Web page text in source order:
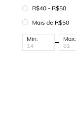
R$40 - R$50
Mais de R$50
Min: Max: